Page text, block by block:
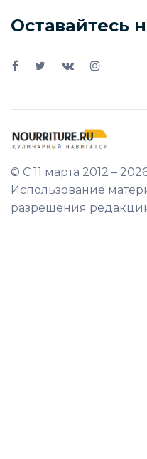
Оставайтесь
© С 11 марта 2012 –
Использование
разрешения